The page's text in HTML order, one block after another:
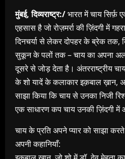
मुंबई, दिव्यराष्ट्र:/भारत में चाय सिर्फ़
एहसास है जो रोज़मर्रा की ज़िंदगी में
दिनचर्या से लेकर दोपहर के ब्रेक तक,
सुकून के पलों तक – चाय का अपना
दूसरे से जोड़ देता है। अंतरराष्ट्रीय
के शो यादें के कलाकार इक़बाल ख़ान,
साझा किया कि चाय से उनका निजी
एक साधारण कप चाय उनकी ज़िंदगी
चाय के प्रति अपने प्यार को साझा
अपनी कहानियाँ: